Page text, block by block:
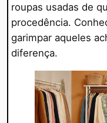
roupas usadas de
procedência.
garimpar aqueles
diferença.